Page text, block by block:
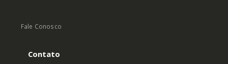
Fale Conosco
Contato